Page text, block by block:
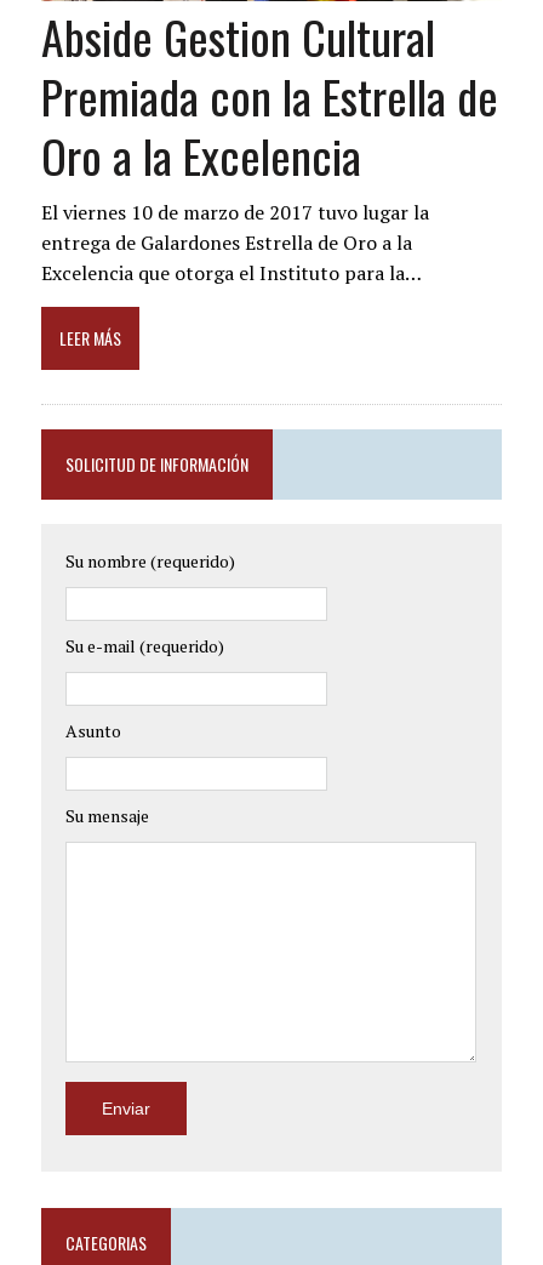
Abside Gestion Cultural
Premiada con la Estrella de
Oro a la Excelencia
El viernes 10 de marzo de 2017 tuvo lugar la
entrega de Galardones Estrella de Oro a la
Excelencia que otorga el Instituto para la…
LEER MÁS
SOLICITUD DE INFORMACIÓN
Su nombre (requerido)
Su e-mail (requerido)
Asunto
Su mensaje
CATEGORIAS